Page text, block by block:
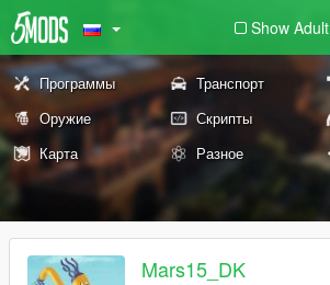
Show Adult
Программы Транспорт
Оружие
Скрипты
Карта
Разное
Mars15_DK